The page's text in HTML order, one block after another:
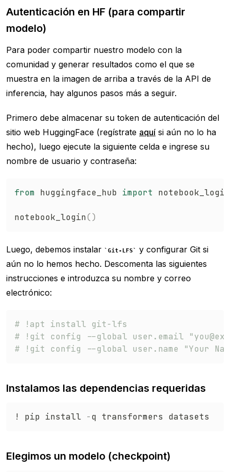
Autenticación en HF (para compartir
modelo)
Para poder compartir nuestro modelo con la
comunidad y generar resultados como el que se
muestra en la imagen de arriba a través de la API de
inferencia, hay algunos pasos más a seguir.
Primero debe almacenar su token de autenticación del
sitio web HuggingFace (regístrate aquí si aún no lo ha
hecho), luego ejecute la siguiente celda e ingrese su
nombre de usuario y contraseña:
from huggingface_hub import notebook_login
notebook_login()
Luego, debemos instalar Git-LFS
y configurar Git si
aún no lo hemos hecho. Descomenta las siguientes
instrucciones e introduzca su nombre y correo
electrónico:
# !apt install git-lfs
# !git config --global user.email
# !git config --global user.name "Your
Instalamos las dependencias requeridas
! pip install -
Elegimos un modelo (checkpoint)